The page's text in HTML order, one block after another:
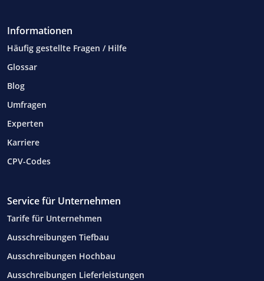
Informationen
Häufig gestellte Fragen / Hilfe
Glossar
Blog
Umfragen
Experten
Karriere
CPV-Codes
Service für Unternehmen
Tarife für Unternehmen
Ausschreibungen Tiefbau
Ausschreibungen Hochbau
Ausschreibungen Lieferleistungen